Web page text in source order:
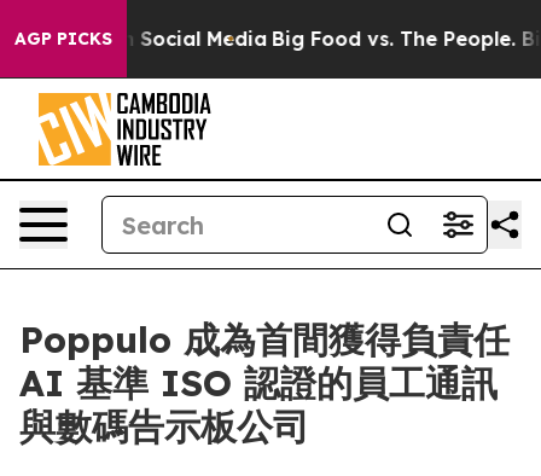
AGP PICKSon Social Media Big Food vs. The People. Big
Poppulo 成為首間獲得負責任
AI 基準 ISO 認證的員工通訊
與數碼告示板公司